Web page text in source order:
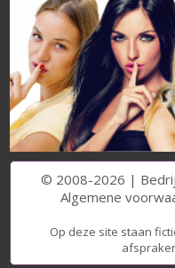
© 2008-2026 |
Algemene
Op deze site staan